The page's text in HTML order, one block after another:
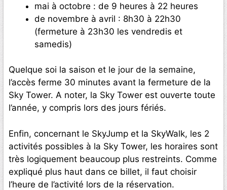
mai à octobre : de 9 heures à 22 heures
de novembre à avril : 8h30 à 22h30
(fermeture à 23h30 les vendredis et
samedis)
Quelque soi la saison et le jour de la semaine,
l’accès ferme 30 minutes avant la fermeture de la
Sky Tower. A noter, la Sky Tower est ouverte toute
l’année, y compris lors des jours fériés.
Enfin, concernant le SkyJump et la SkyWalk, les 2
activités possibles à la Sky Tower, les horaires sont
très logiquement beaucoup plus restreints. Comme
expliqué plus haut dans ce billet, il faut choisir
l’heure de l’activité lors de la réservation.